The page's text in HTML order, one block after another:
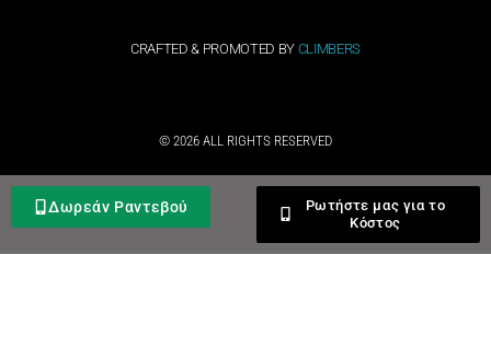
CRAFTED & PROMOTED BY CLIMBERS
© 2026 ALL RIGHTS RESERVED​
Δωρεάν Ραντεβού
Ρωτήστε μας για το
Κόστος